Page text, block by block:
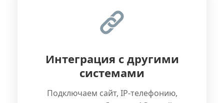
Интеграция с другими
системами
Подключаем сайт, IP-телефонию,